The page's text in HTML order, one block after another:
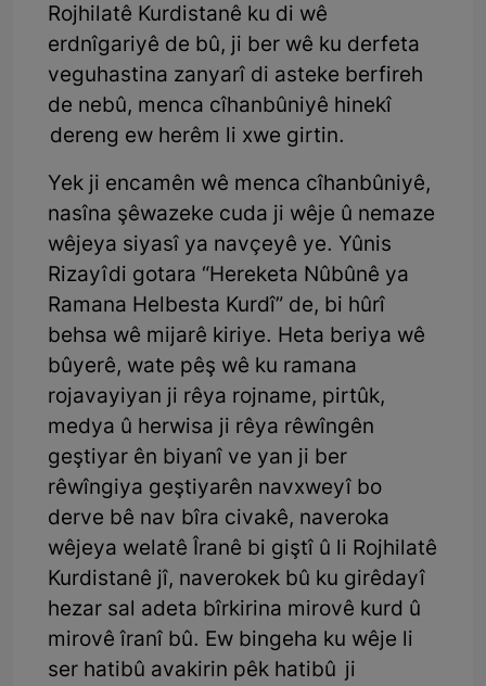
Rojhilatê Kurdistanê ku di wê
erdnîgariyê de bû, ji ber wê ku derfeta
veguhastina zanyarî di asteke berfireh
de nebû, menca cîhanbûniyê hinekî
dereng ew herêm li xwe girtin.
Yek ji encamên wê menca cîhanbûniyê,
nasîna şêwazeke cuda ji wêje û nemaze
wêjeya siyasî ya navçeyê ye. Yûnis
Rizayî di gotara “Hereketa Nûbûnê ya
Ramana Helbesta Kurdî” de, bi hûrî
behsa wê mijarê kiriye. Heta beriya wê
bûyerê, wate pêş wê ku ramana
rojavayiyan ji rêya rojname, pirtûk,
medya û herwisa ji rêya rêwîngên
geştiyar ên biyanî ve yan ji ber
rêwîngiya geştiyarên navxweyî bo
derve bê nav bîra civakê, naveroka
wêjeya welatê Îranê bi giştî û li Rojhilatê
Kurdistanê jî, naverokek bû ku girêdayî
hezar sal adeta bîrkirina mirovê kurd û
mirovê îranî bû. Ew bingeha ku wêje li
ser hatibû avakirin pêk hatibû ji